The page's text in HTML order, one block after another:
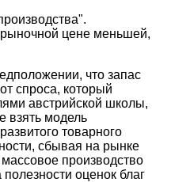
рыночной цене меньшей,
что запас
спроса, который
австрийской школы,
взять модель
товарного
сбывая на рынке
производство
оценок благ